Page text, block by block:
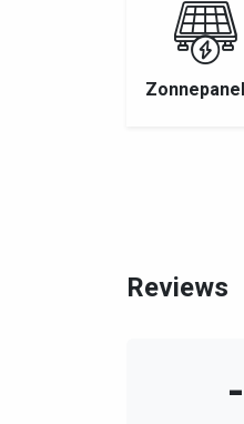
Reviews
-